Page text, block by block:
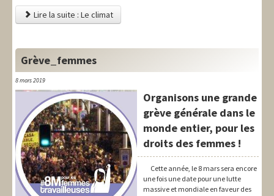
Lire la suite : Le climat
Grève_femmes
8 mars 2019
Organisons une grande
grève générale dans le
monde entier, pour les
droits des femmes !
Cette année, le 8 mars sera encore
une fois une date pour une lutte
massive et mondiale en faveur des